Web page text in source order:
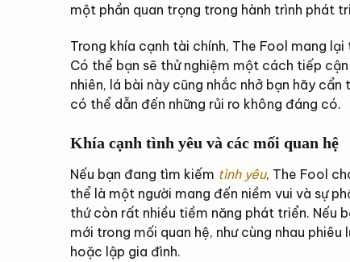
một phần quan trọng trong hành trình phát
Trong khía cạnh tài chính, The Fool mang
Có thể bạn sẽ thử nghiệm một cách tiếp
nhiên, lá bài này cũng nhắc nhở bạn hãy
có thể dẫn đến những rủi ro không đáng có.
Khía cạnh tình yêu và các mối quan hệ
Nếu bạn đang tìm kiếm tình yêu, The Fool
thể là một người mang đến niềm vui và sự
thứ còn rất nhiều tiềm năng phát triển. Nếu
mới trong mối quan hệ, như cùng nhau
hoặc lập gia đình.